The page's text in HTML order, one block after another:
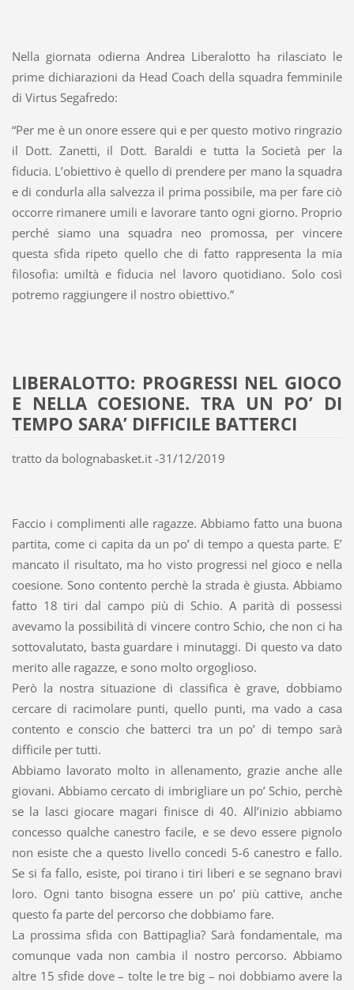
Nella giornata odierna Andrea Liberalotto ha rilasciato le
prime dichiarazioni da Head Coach della squadra femminile
di Virtus Segafredo:
“Per me è un onore essere qui e per questo motivo ringrazio
il Dott. Zanetti, il Dott. Baraldi e tutta la Società per la
fiducia. L’obiettivo è quello di prendere per mano la squadra
e di condurla alla salvezza il prima possibile, ma per fare ciò
occorre rimanere umili e lavorare tanto ogni giorno. Proprio
perché siamo una squadra neo promossa, per vincere
questa sfida ripeto quello che di fatto rappresenta la mia
filosofia: umiltà e fiducia nel lavoro quotidiano. Solo così
potremo raggiungere il nostro obiettivo.”
LIBERALOTTO: PROGRESSI NEL GIOCO
E NELLA COESIONE. TRA UN PO’ DI
TEMPO SARA’ DIFFICILE BATTERCI
tratto da bolognabasket.it -31/12/2019
Faccio i complimenti alle ragazze. Abbiamo fatto una buona
partita, come ci capita da un po’ di tempo a questa parte. E’
mancato il risultato, ma ho visto progressi nel gioco e nella
coesione. Sono contento perchè la strada è giusta. Abbiamo
fatto 18 tiri dal campo più di Schio. A parità di possessi
avevamo la possibilità di vincere contro Schio, che non ci ha
sottovalutato, basta guardare i minutaggi. Di questo va dato
merito alle ragazze, e sono molto orgoglioso.
Però la nostra situazione di classifica è grave, dobbiamo
cercare di racimolare punti, quello punti, ma vado a casa
contento e conscio che batterci tra un po’ di tempo sarà
difficile per tutti.
Abbiamo lavorato molto in allenamento, grazie anche alle
giovani. Abbiamo cercato di imbrigliare un po’ Schio, perchè
se la lasci giocare magari finisce di 40. All’inizio abbiamo
concesso qualche canestro facile, e se devo essere pignolo
non esiste che a questo livello concedi 5-6 canestro e fallo.
Se si fa fallo, esiste, poi tirano i tiri liberi e se segnano bravi
loro. Ogni tanto bisogna essere un po’ più cattive, anche
questo fa parte del percorso che dobbiamo fare.
La prossima sfida con Battipaglia? Sarà fondamentale, ma
comunque vada non cambia il nostro percorso. Abbiamo
altre 15 sfide dove – tolte le tre big – noi dobbiamo avere la